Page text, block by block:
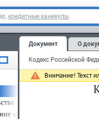
кредитные каникулы
об административных
и административная
Документ О
Внимание! Текст